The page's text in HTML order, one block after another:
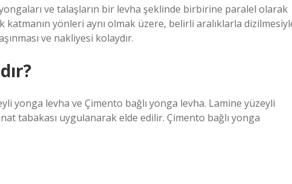
yongaları ve talaşların bir levha şeklinde birbirine paralel olarak
katmanın yönleri aynı olmak üzere, belirli aralıklarla
ve nakliyesi kolaydır.
yonga levha ve Çimento bağlı yonga levha. Lamine yüzeyli
tabakası uygulanarak elde edilir. Çimento bağlı yonga